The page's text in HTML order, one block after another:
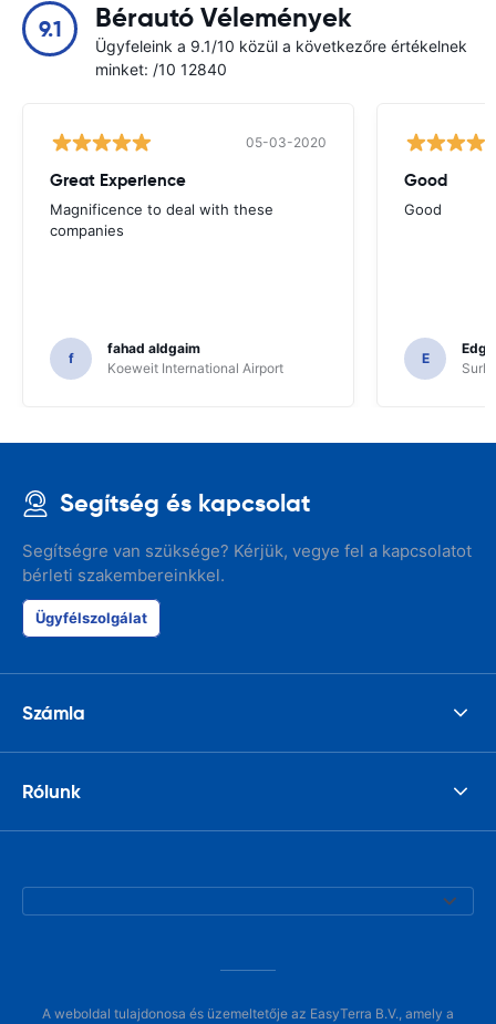
9.1 Bérautó Vélemények
Ügyfeleink a 9.1/10 közül a következőre értékelnek
minket: /10 12840
05-03-2020
Great Experience
Magnificence to deal with these
companies
f
fahad aldgaim
Koeweit International Airport
Good
Good
E
Segítség és kapcsolat
Segítségre van szüksége? Kérjük, vegye fel a kapcsolatot
bérleti szakembereinkkel.
Ügyfélszolgálat
Számla
Rólunk
A weboldal tulajdonosa és üzemeltetője az EasyTerra B.V., amely a